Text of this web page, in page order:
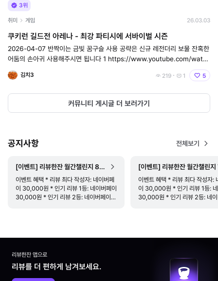
3위
취미 게임 26.03.03
쿠키런 길드전 아레나 - 최강 파티시에 서바이벌 시즌
2026-04-07 반짝이는 금빛 꿈구슬 사용 공략은 신규 레전더리 보물 잔혹한
어둠의 손아귀 사용해주시면 됩니다 1 https://www.youtube.com/watc
h?v=PJ7tjA0Fi4k 2 https://www.youtube.com/watch?v=z11_TdXdx
J0 3 https://www.youtube.com/watch?v=e4OEcp8
김치3 5
219 1
커뮤니티 게시글 더 보러가기
공지사항 전체보기
[이벤트] 리뷰한잔 월간챌린지 8월
이벤트 혜택 * 리뷰 최다 작성자: 네이버페
이 30,000원 * 인기 리뷰 1등: 네이버페이
30,000원 * 인기 리뷰 2등: 네이버페이
[이벤트] 리뷰한잔 월간챌린지
이벤트 혜택 * 리뷰 최다 작성자:
이 30,000원 * 인기 리뷰 1등:
30,000원 * 인기 리뷰 2등: 네이
리뷰한잔 앱으로
리뷰를 더 편하게 남겨보세요.